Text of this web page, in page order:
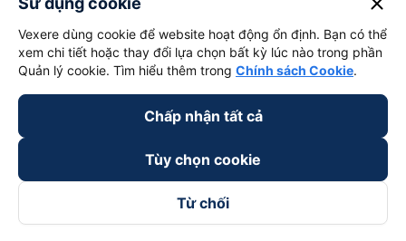
Đối tác thanh toán
Vexere dùng cookie để website hoạt động ổn định. Bạn có thể
xem chi tiết hoặc thay đổi lựa chọn bất kỳ lúc nào trong phần
Quản lý cookie. Tìm hiểu thêm trong Chính sách Cookie.
Chấp nhận tất cả
Tùy chọn cookie
Từ chối